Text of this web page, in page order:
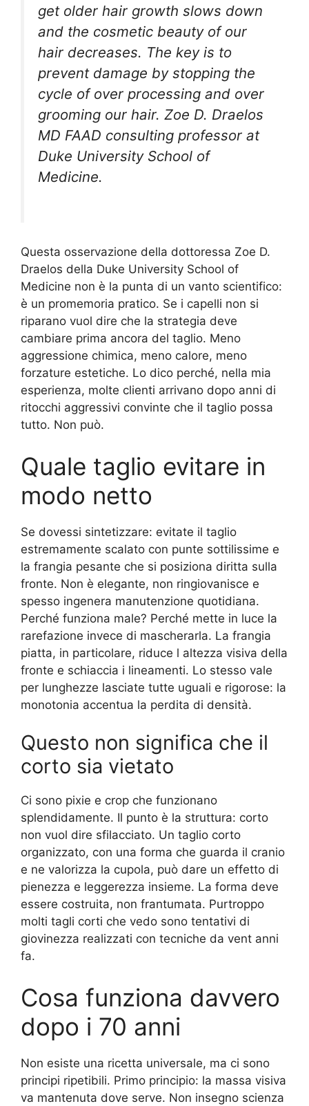
get older hair growth slows down
and the cosmetic beauty of our
hair decreases. The key is to
prevent damage by stopping the
cycle of over processing and over
grooming our hair. Zoe D. Draelos
MD FAAD consulting professor at
Duke University School of
Medicine.
Questa osservazione della dottoressa Zoe D.
Draelos della Duke University School of
Medicine non è la punta di un vanto scientifico:
è un promemoria pratico. Se i capelli non si
riparano vuol dire che la strategia deve
cambiare prima ancora del taglio. Meno
aggressione chimica, meno calore, meno
forzature estetiche. Lo dico perché, nella mia
esperienza, molte clienti arrivano dopo anni di
ritocchi aggressivi convinte che il taglio possa
tutto. Non può.
Quale taglio evitare in
modo netto
Se dovessi sintetizzare: evitate il taglio
estremamente scalato con punte sottilissime e
la frangia pesante che si posiziona diritta sulla
fronte. Non è elegante, non ringiovanisce e
spesso ingenera manutenzione quotidiana.
Perché funziona male? Perché mette in luce la
rarefazione invece di mascherarla. La frangia
piatta, in particolare, riduce l altezza visiva della
fronte e schiaccia i lineamenti. Lo stesso vale
per lunghezze lasciate tutte uguali e rigorose: la
monotonia accentua la perdita di densità.
Questo non significa che il
corto sia vietato
Ci sono pixie e crop che funzionano
splendidamente. Il punto è la struttura: corto
non vuol dire sfilacciato. Un taglio corto
organizzato, con una forma che guarda il cranio
e ne valorizza la cupola, può dare un effetto di
pienezza e leggerezza insieme. La forma deve
essere costruita, non frantumata. Purtroppo
molti tagli corti che vedo sono tentativi di
giovinezza realizzati con tecniche da vent anni
fa.
Cosa funziona davvero
dopo i 70 anni
Non esiste una ricetta universale, ma ci sono
principi ripetibili. Primo principio: la massa visiva
va mantenuta dove serve. Non insegno scienza